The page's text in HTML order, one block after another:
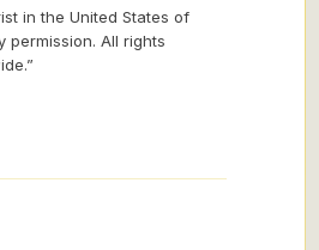
in the United States of
permission. All rights